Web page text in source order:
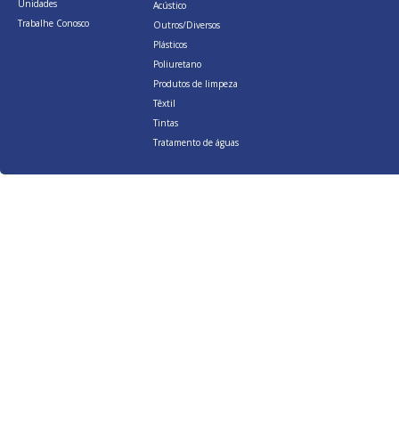
Unidades
Trabalhe Conosco
Acústico
Outros/Diversos
Plásticos
Poliuretano
Produtos de limpeza
Têxtil
Tintas
Tratamento de águas